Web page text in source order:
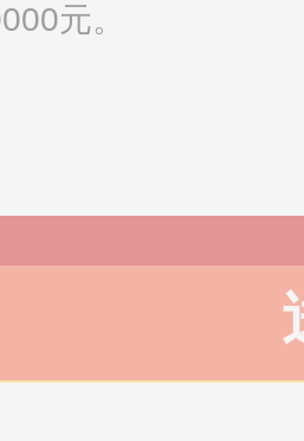
元。